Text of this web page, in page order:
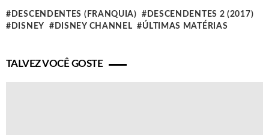
DESCENDENTES (FRANQUIA)
DESCENDENTES 2 (2017)
DISNEY
DISNEY CHANNEL ÚLTIMAS MATÉRIAS
TALVEZ VOCÊ GOSTE